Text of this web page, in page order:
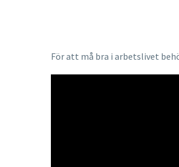
För att må bra i arbetslivet